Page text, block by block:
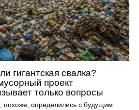
гигантская свалка?
проект
только вопросы
похоже, определились с будущим